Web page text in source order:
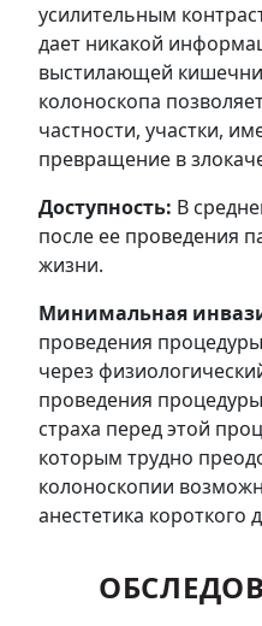
усилительным
дает никакой
выстилающей
колоноскопа
частности, участки,
превращение в
Доступность: В
после ее проведения
жизни.
Минимальная
проведения
через
проведения
страха перед этой
которым трудно
колоноскопии
анестетика короткого